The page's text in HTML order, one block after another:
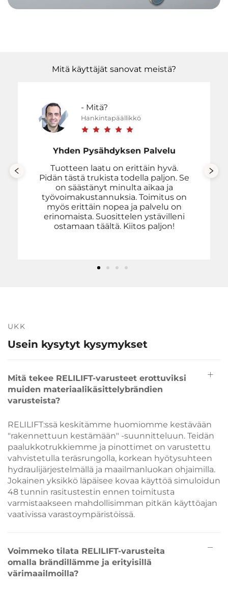
Mitä käyttäjät sanovat meistä?
- Mitä?
Hankintapäällikkö
Yhden Pysähdyksen Palvelu
Tuotteen laatu on erittäin hyvä.
Pidän tästä trukista todella paljon. Se
on säästänyt minulta aikaa ja
työvoimakustannuksia. Toimitus on
myös erittäin nopea ja palvelu on
erinomaista. Suosittelen ystävilleni
ostamaan täältä. Kiitos paljon!
UKK
Usein kysytyt kysymykset
Mitä tekee RELILIFT-varusteet erottuviksi
muiden materiaalikäsittelybrändien
varusteista?
RELILIFT:ssä keskitämme huomiomme kestävään
"rakennettuun kestämään" -suunnitteluun. Teidän
paalukkotrukkiemme ja pinottimet on varustettu
vahvistetulla teräsrungolla, korkean hyötysuhteen
hydraulijärjestelmällä ja maailmanluokan ohjaimilla.
Jokainen yksikkö läpäisee kovaa käyttöä simuloidun
48 tunnin rasitustestin ennen toimitusta
varmistaakseen mahdollisimman pitkän käyttöajan
vaativissa varastoympäristöissä.
Voimmeko tilata RELILIFT-varusteita
omalla brändillämme ja erityisillä
värimaailmoilla?